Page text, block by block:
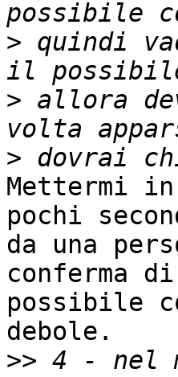
> quindi
> allora
>
Mettermi
pochi
da una
conferma
possibile
debole.
>> 4 - nel